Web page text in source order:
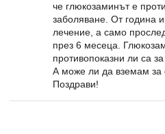
че глюкозаминът е
заболяване. От година
лечение, а само
през 6 месеца.
противопоказни ли са
А може ли да вземам за
Поздрави!